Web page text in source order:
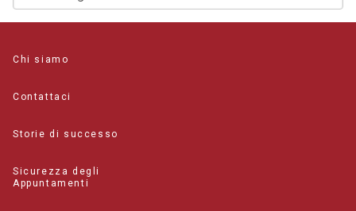
Chi siamo
Contattaci
Storie di successo
Sicurezza degli
Appuntamenti